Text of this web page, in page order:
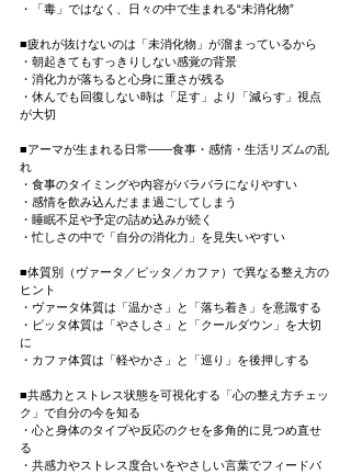
・「毒」ではなく、日々の中で生まれる“未消化物”
■疲れが抜けないのは「未消化物」が溜まっているから
・朝起きてもすっきりしない感覚の背景
・消化力が落ちると心身に重さが残る
・休んでも回復しない時は「足す」より「減らす」視点
が大切
■アーマが生まれる日常――食事・感情・生活リズムの乱
れ
・食事のタイミングや内容がバラバラになりやすい
・感情を飲み込んだまま過ごしてしまう
・睡眠不足や予定の詰め込みが続く
・忙しさの中で「自分の消化力」を見失いやすい
■体質別（ヴァータ／ピッタ／カファ）で異なる整え方の
ヒント
・ヴァータ体質は「温かさ」と「落ち着き」を意識する
・ピッタ体質は「やさしさ」と「クールダウン」を大切
に
・カファ体質は「軽やかさ」と「巡り」を後押しする
■共感力とストレス状態を可視化する「心の整え方チェッ
ク」で自分の今を知る
・心と身体のタイプや反応のクセを多角的に見つめ直せ
る
・共感力やストレス度合いをやさしい言葉でフィードバ